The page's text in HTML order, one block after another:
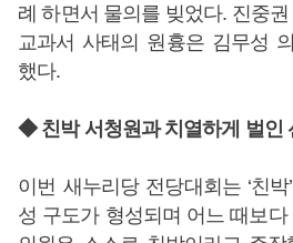
례 하면서 물의를 빚었다. 진중
교과서 사태의 원흉은 김무성
했다.
◆ 친박 서청원과 치열하게 벌인
이번 새누리당 전당대회는 ‘친박
성 구도가 형성되며 어느 때보